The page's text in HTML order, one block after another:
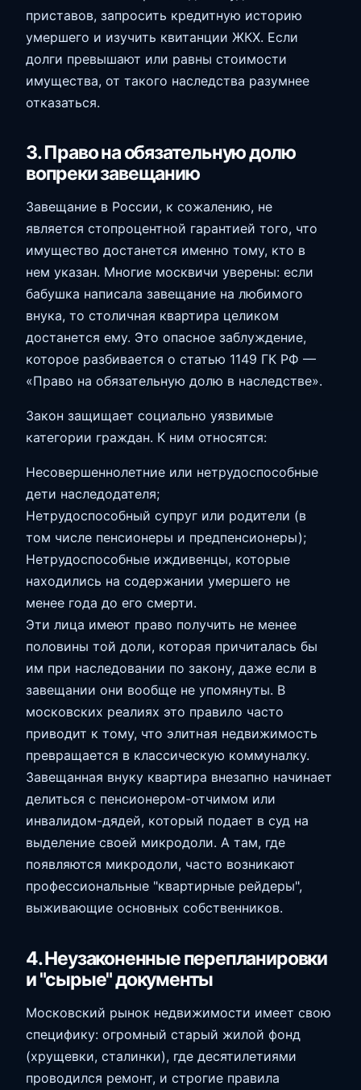
приставов, запросить кредитную историю
умершего и изучить квитанции ЖКХ. Если
долги превышают или равны стоимости
имущества, от такого наследства разумнее
отказаться.
3. Право на обязательную долю
вопреки завещанию
Завещание в России, к сожалению, не
является стопроцентной гарантией того, что
имущество достанется именно тому, кто в
нем указан. Многие москвичи уверены: если
бабушка написала завещание на любимого
внука, то столичная квартира целиком
достанется ему. Это опасное заблуждение,
которое разбивается о статью 1149 ГК РФ —
«Право на обязательную долю в наследстве».
Закон защищает социально уязвимые
категории граждан. К ним относятся:
Несовершеннолетние или нетрудоспособные
дети наследодателя;
Нетрудоспособный супруг или родители (в
том числе пенсионеры и предпенсионеры);
Нетрудоспособные иждивенцы, которые
находились на содержании умершего не
менее года до его смерти.
Эти лица имеют право получить не менее
половины той доли, которая причиталась бы
им при наследовании по закону, даже если в
завещании они вообще не упомянуты. В
московских реалиях это правило часто
приводит к тому, что элитная недвижимость
превращается в классическую коммуналку.
Завещанная внуку квартира внезапно начинает
делиться с пенсионером-отчимом или
инвалидом-дядей, который подает в суд на
выделение своей микродоли. А там, где
появляются микродоли, часто возникают
профессиональные "квартирные рейдеры",
выживающие основных собственников.
4. Неузаконенные перепланировки
и "сырые" документы
Московский рынок недвижимости имеет свою
специфику: огромный старый жилой фонд
(хрущевки, сталинки), где десятилетиями
проводился ремонт, и строгие правила